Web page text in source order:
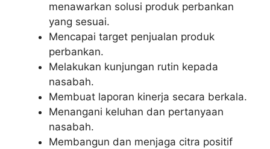
menawarkan solusi produk perbankan
yang sesuai.
Mencapai target penjualan produk
perbankan.
Melakukan kunjungan rutin kepada
nasabah.
Membuat laporan kinerja secara berkala.
Menangani keluhan dan pertanyaan
nasabah.
Membangun dan menjaga citra positif